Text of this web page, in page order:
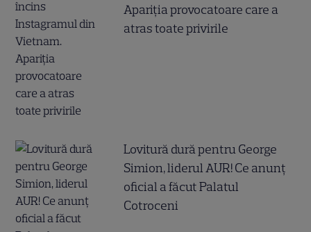
Apariția provocatoare care a
atras toate privirile
Lovitură dură pentru George
Simion, liderul AUR! Ce anunț
oficial a făcut Palatul
Cotroceni